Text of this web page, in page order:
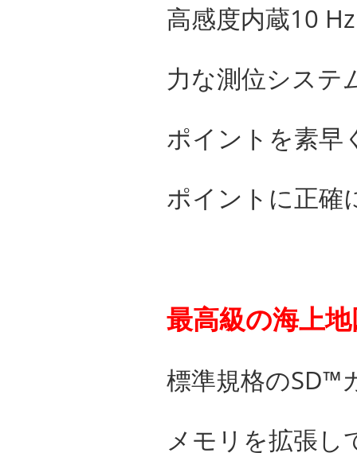
高感度内蔵10
力な測位システ
ポイントを素早
ポイントに正確
最高級の海上
標準規格のSD™
メモリを拡張